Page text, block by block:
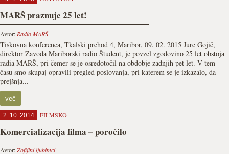
MARŠ praznuje 25 let!
Avtor: Radio MARŠ
Tiskovna konferenca, Tkalski prehod 4, Maribor, 09. 02. 2015 Jure Gojič,
direktor Zavoda Mariborski radio Študent, je povzel zgodovino 25 let obstoja
radia MARŠ, pri čemer se je osredotočil na obdobje zadnjih pet let. V tem
času smo skupaj opravili pregled poslovanja, pri katerem se je izkazalo, da
prejšnja...
več
2. 10. 2014 FILMSKO
Komercializacija filma – poročilo
Avtor:Zofijini ljubimci